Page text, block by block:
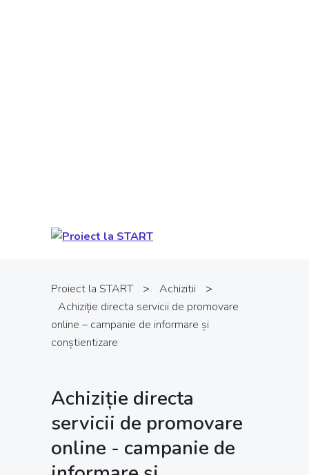
Proiect la START > Achizitii
>
Achiziție directa servicii de promovare
online – campanie de informare și
conștientizare
Achiziție directa
servicii de promovare
online - campanie de